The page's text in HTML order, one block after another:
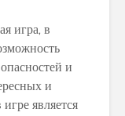
игра, в
и
и
является